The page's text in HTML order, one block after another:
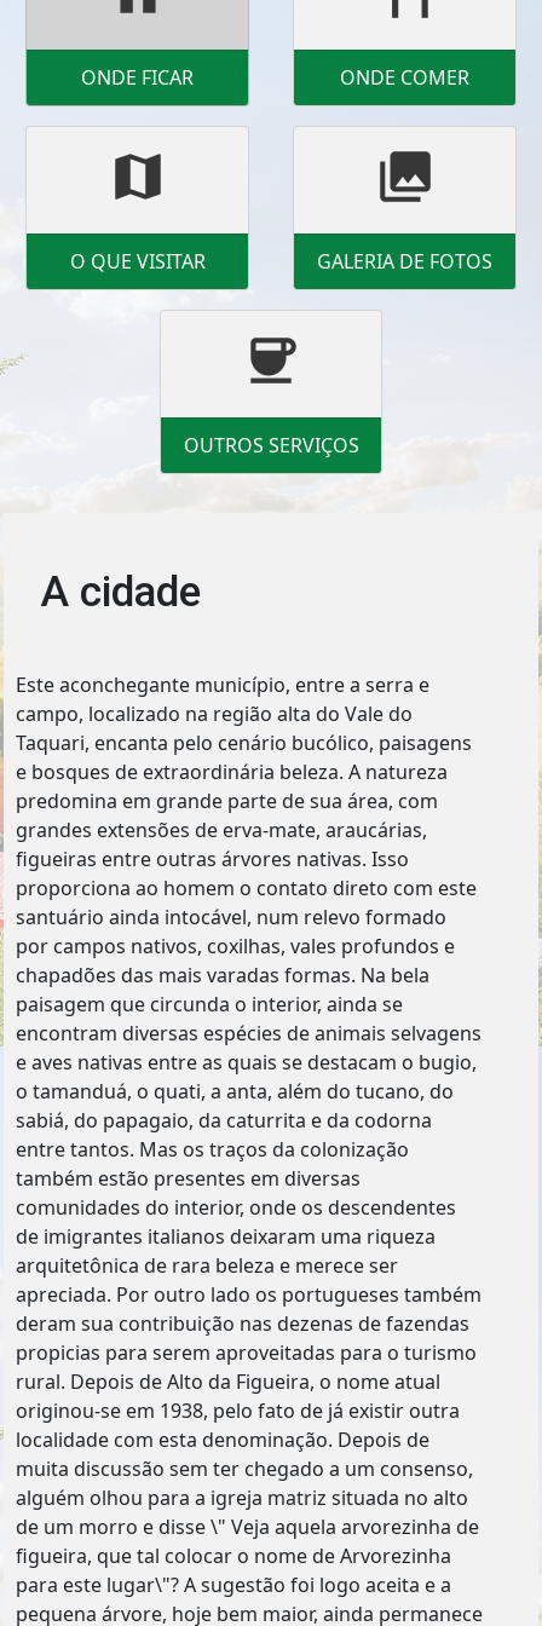
ONDE FICAR ONDE COMER
map
O QUE VISITAR
photo_library
GALERIA DE FOTOS
coffee
OUTROS SERVIÇOS
A cidade
Este aconchegante município, entre a serra e
campo, localizado na região alta do Vale do
Taquari, encanta pelo cenário bucólico, paisagens
e bosques de extraordinária beleza. A natureza
predomina em grande parte de sua área, com
grandes extensões de erva-mate, araucárias,
figueiras entre outras árvores nativas. Isso
proporciona ao homem o contato direto com este
santuário ainda intocável, num relevo formado
por campos nativos, coxilhas, vales profundos e
chapadões das mais varadas formas. Na bela
paisagem que circunda o interior, ainda se
encontram diversas espécies de animais selvagens
e aves nativas entre as quais se destacam o bugio,
o tamanduá, o quati, a anta, além do tucano, do
sabiá, do papagaio, da caturrita e da codorna
entre tantos. Mas os traços da colonização
também estão presentes em diversas
comunidades do interior, onde os descendentes
de imigrantes italianos deixaram uma riqueza
arquitetônica de rara beleza e merece ser
apreciada. Por outro lado os portugueses também
deram sua contribuição nas dezenas de fazendas
propicias para serem aproveitadas para o turismo
rural. Depois de Alto da Figueira, o nome atual
originou-se em 1938, pelo fato de já existir outra
localidade com esta denominação. Depois de
muita discussão sem ter chegado a um consenso,
alguém olhou para a igreja matriz situada no alto
de um morro e disse \" Veja aquela arvorezinha de
figueira, que tal colocar o nome de Arvorezinha
para este lugar\"? A sugestão foi logo aceita e a
pequena árvore, hoje bem maior, ainda permanece